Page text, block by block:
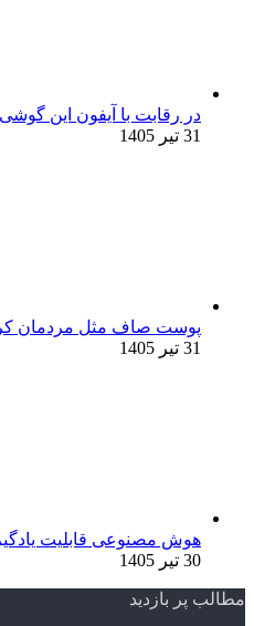
در رقابت با آیفون این
31 تیر 1405
پوست صاف مثل مردمان کره
31 تیر 1405
هوش مصنوعی قابلیت
30 تیر 1405
مطالب پر بازدید